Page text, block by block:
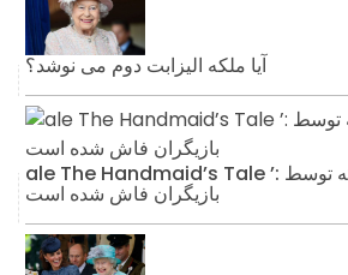
آیا ملکه الیزابت دوم می نوشد؟
ale The Handmaid’s Tale ’: اسرار پشت صحنه که توسط
بازیگران فاش شده است